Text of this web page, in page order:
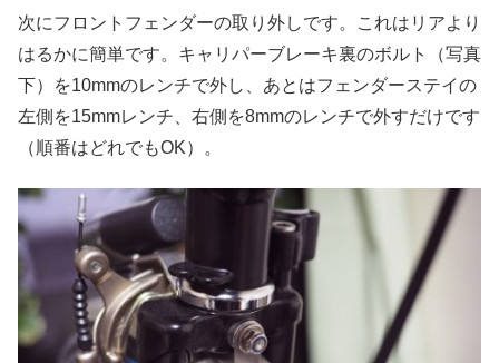
次にフロントフェンダーの取り外しです。これはリアより
はるかに簡単です。キャリパーブレーキ裏のボルト（写真
下）を10mmのレンチで外し、あとはフェンダーステイの
左側を15mmレンチ、右側を8mmのレンチで外すだけです
（順番はどれでもOK）。